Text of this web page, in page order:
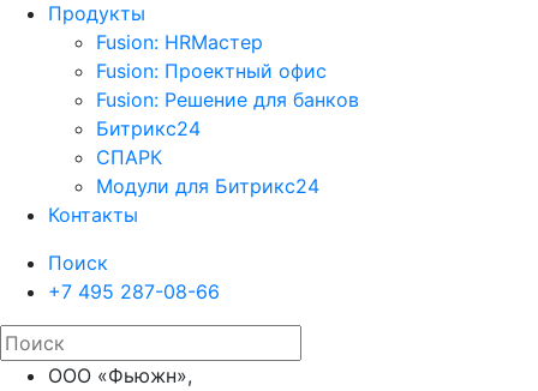
Продукты
Fusion: HRМастер
Fusion: Проектный офис
Fusion: Решение для банков
Битрикс24
СПАРК
Модули для Битрикс24
Контакты
Поиск
+7 495 287-08-66
ООО «Фьюжн»,